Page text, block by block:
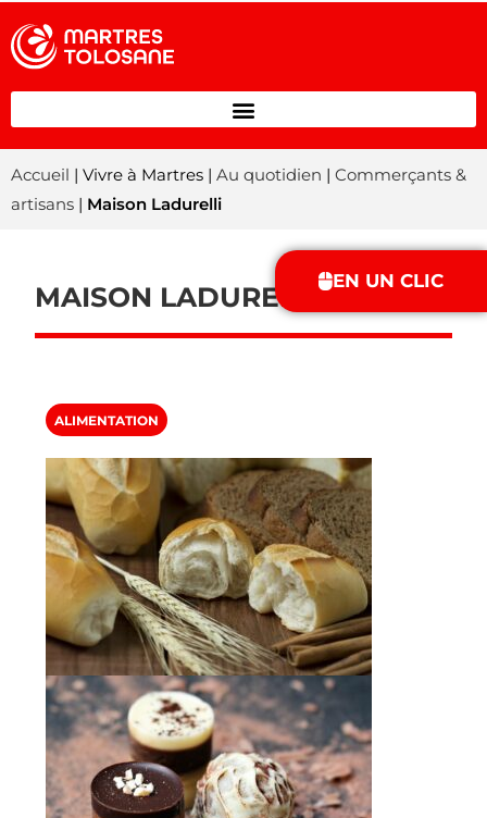
EN UN CLIC
Accueil | Vivre à Martres | Au quotidien | Commerçants &
artisans | Maison Ladurelli
MAISON LADURELLI
ALIMENTATION